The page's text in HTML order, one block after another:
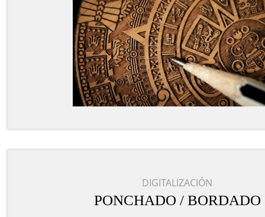
DIGITALIZACIÓN
PONCHADO / BORDADO